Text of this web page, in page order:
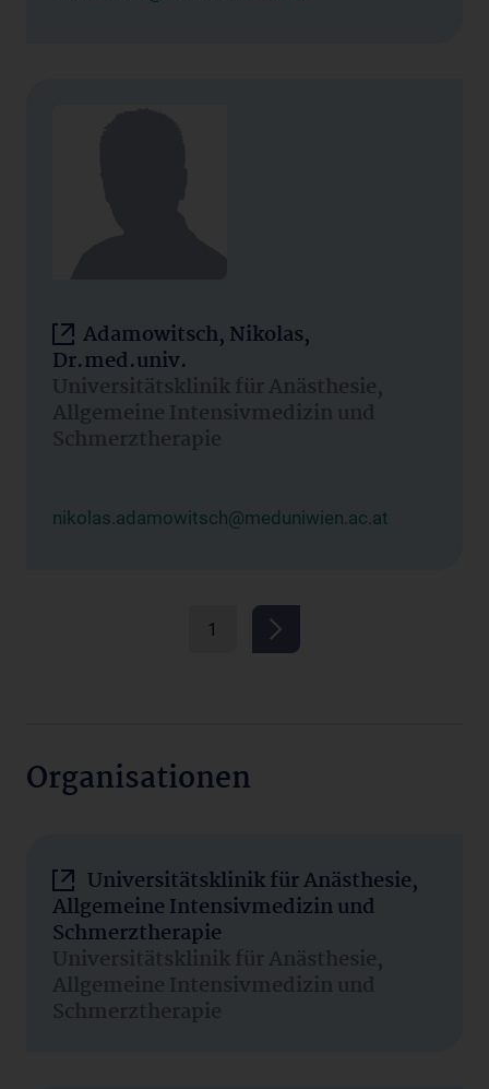
Adamowitsch, Nikolas,
Dr.med.univ.
Universitätsklinik für Anästhesie,
Allgemeine Intensivmedizin und
Schmerztherapie
nikolas.adamowitsch@meduniwien.ac.at
1
Organisationen
Universitätsklinik für Anästhesie,
Allgemeine Intensivmedizin und
Schmerztherapie
Universitätsklinik für Anästhesie,
Allgemeine Intensivmedizin und
Schmerztherapie